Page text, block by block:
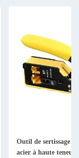
Outil de sertissage
acier à haute teneur